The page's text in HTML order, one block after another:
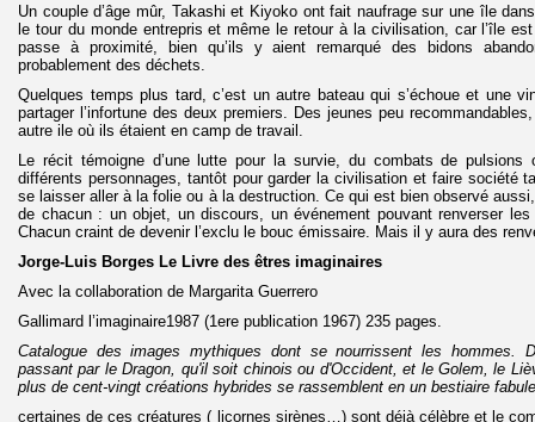
Un couple d’âge mûr, Takashi et Kiyoko ont fait naufrage sur une île
le tour du monde entrepris et même le retour à la civilisation, car l’île
passe à proximité, bien qu’ils y aient remarqué des bidons
probablement des déchets.
Quelques temps plus tard, c’est un autre bateau qui s’échoue et une
partager l’infortune des deux premiers. Des jeunes peu
autre ile où ils étaient en camp de travail.
Le récit témoigne d’une lutte pour la survie, du combats de pulsions
différents personnages, tantôt pour garder la civilisation et faire société
se laisser aller à la folie ou à la destruction. Ce qui est bien observé
de chacun : un objet, un discours, un événement pouvant renverser
Chacun craint de devenir l’exclu le bouc émissaire. Mais il y aura des
Jorge-Luis Borges Le Livre des êtres imaginaires
Avec la collaboration de Margarita Guerrero
Gallimard l’imaginaire1987 (1ere publication 1967) 235 pages.
Catalogue des images mythiques dont se nourrissent les hommes.
passant par le Dragon, qu'il soit chinois ou d'Occident, et le Golem, le
plus de cent-vingt créations hybrides se rassemblent en un bestiaire
certaines de ces créatures ( licornes sirènes…) sont déjà célèbre et le